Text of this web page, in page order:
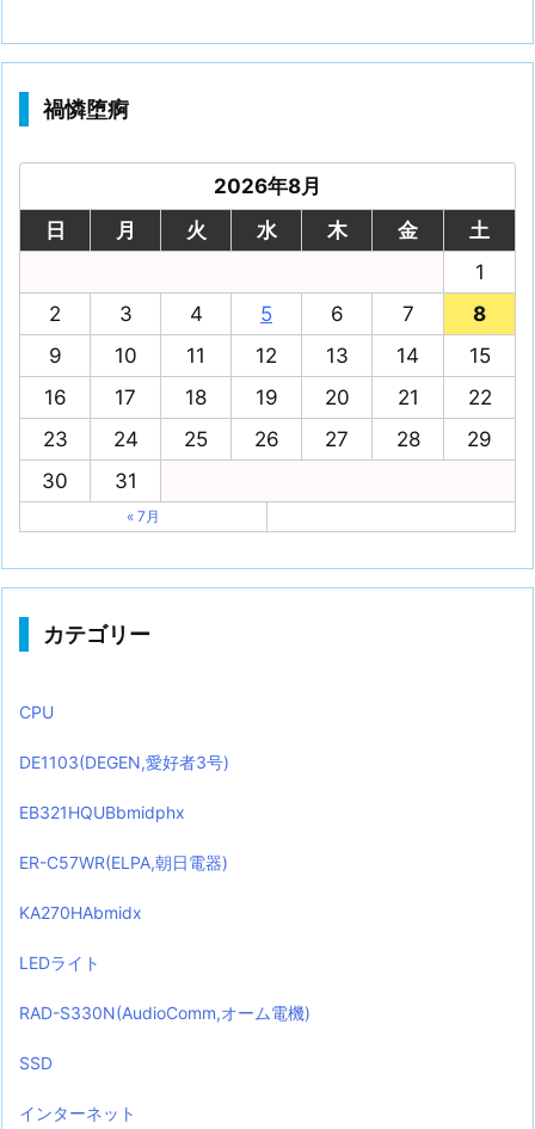
禍憐堕痾
2026年8月
日
月 火 水 木 金
土
1
2
3 4 5 6 7
8
9
10 11 12 13 14
15
16
17 18 19 20 21
22
23
24 25 26 27 28
29
30
31
« 7月
カテゴリー
CPU
DE1103(DEGEN,愛好者3号)
EB321HQUBbmidphx
ER-C57WR(ELPA,朝日電器)
KA270HAbmidx
LEDライト
RAD-S330N(AudioComm,オーム電機)
SSD
インターネット